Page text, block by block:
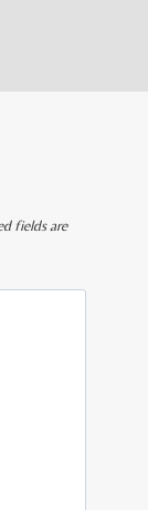
fields are